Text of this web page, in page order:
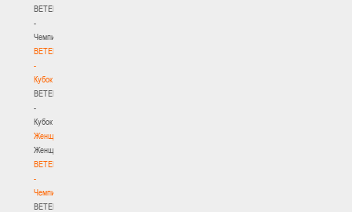
BETERA
-
Чемпионат
BETERA
-
Кубок
BETERA
-
Кубок
Женщины
Женщины
BETERA
-
Чемпионат
BETERA